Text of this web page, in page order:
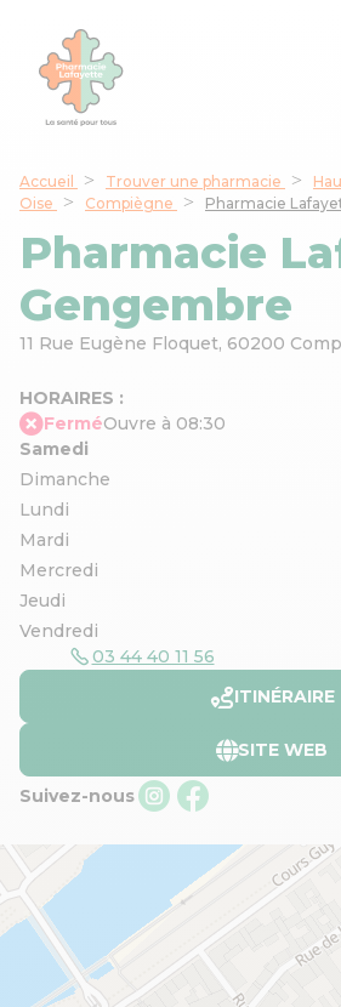
Accueil Trouver une pharmacie
Oise
Compiègne Pharmacie
Pharmacie
Gengembre
11 Rue Eugène Floquet, 60200
HORAIRES :
FerméOuvre à 08:30
Samedi
Dimanche
Lundi
Mardi
Mercredi
Jeudi
Vendredi
03 44 40 11 56
ITINÉRAIRE
SITE WEB
Suivez-nous